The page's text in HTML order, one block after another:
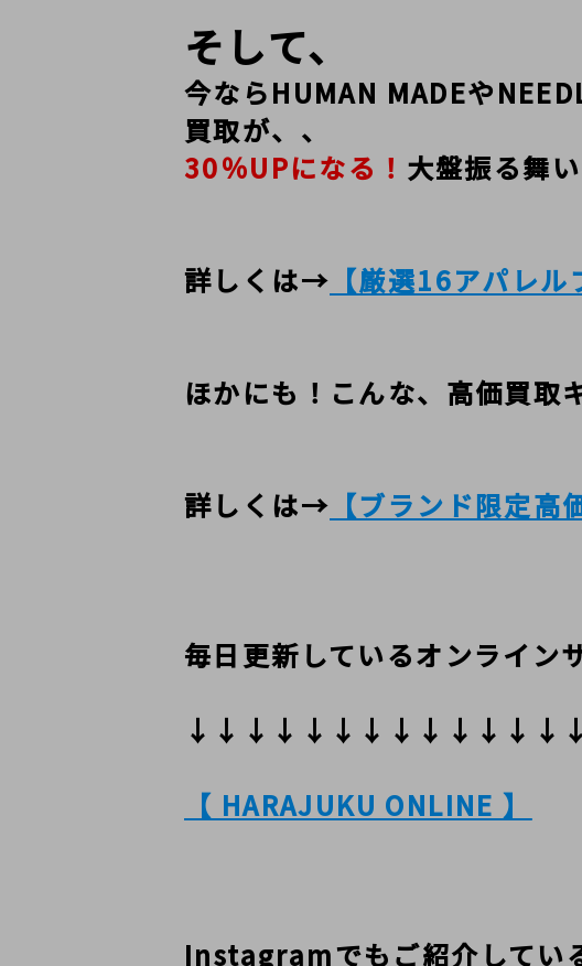
そして、
今ならHUMAN MADEや
買取が、、
30％UPになる！ 大盤振る舞
詳しくは→ 【厳選16アパレ
ほかにも！こんな、高価買取
詳しくは→ 【ブランド限定高
毎日更新しているオンライン
↓↓↓↓↓↓↓↓↓↓↓↓↓↓
【 HARAJUKU ONLINE 】
Instagramでもご紹介してい